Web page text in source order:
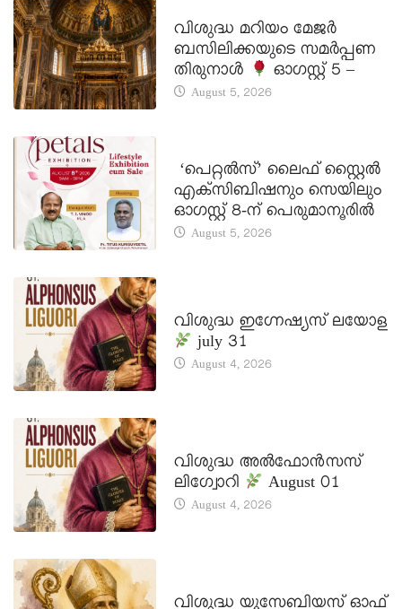
വിശുദ്ധ മറിയം മേജർ
ബസിലിക്കയുടെ സമർപ്പണ
തിരുനാൾ
ഓഗസ്റ്റ് 5 –
August 5, 2026
‘പെറ്റൽസ്’ ലൈഫ് സ്റ്റൈൽ
എക്സിബിഷനും സെയിലും
ഓഗസ്റ്റ് 8-ന് പെരുമാനൂരിൽ
August 5, 2026
വിശുദ്ധ ഇഗ്നേഷ്യസ് ലയോള
july 31
August 4, 2026
വിശുദ്ധ അൽഫോൻസസ്
ലിഗ്വോറി
August 01
August 4, 2026